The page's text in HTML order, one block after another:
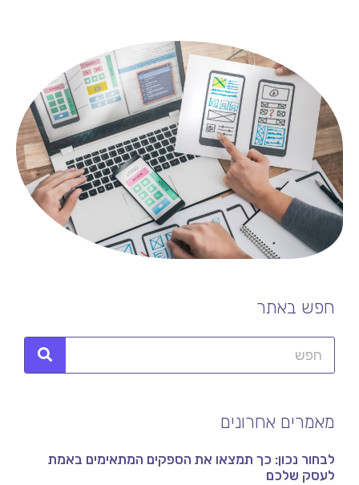
חפש באתר
מאמרים אחרונים
לבחור נכון: כך תמצאו את הספקים המתאימים באמת
לעסק שלכם